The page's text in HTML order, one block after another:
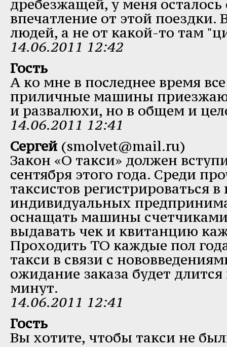
дребезжащей, у меня
впечатление от этой поездки.
людей, а не от какой-то там
14.06.2011 12:42
Гость
А ко мне в последнее время
приличные машины
и развалюхи, но в общем и
14.06.2011 12:41
Сергей (smolvet@mail.ru)
Закон «О такси» должен
сентября этого года. Среди
таксистов регистрироваться в
индивидуальных
оснащать машины
выдавать чек и квитанцию
Проходить ТО каждые пол
такси в связи с
ожидание заказа будет
минут.
14.06.2011 12:41
Гость
Вы хотите, чтобы такси не